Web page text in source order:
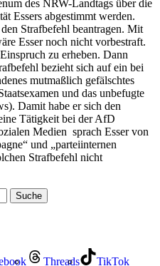
des NRW-Landtags über die
Essers abgestimmt werden.
Strafbefehl beantragen. Mit
Esser noch nicht vorbestraft.
zu erheben. Dann
bezieht sich auf ein bei
mutmaßlich gefälschtes
und das unbefugte
Damit habe er sich den
Tätigkeit bei der AfD
Medien sprach Esser von
und „parteiinternen
Strafbefehl nicht
Threads TikTok